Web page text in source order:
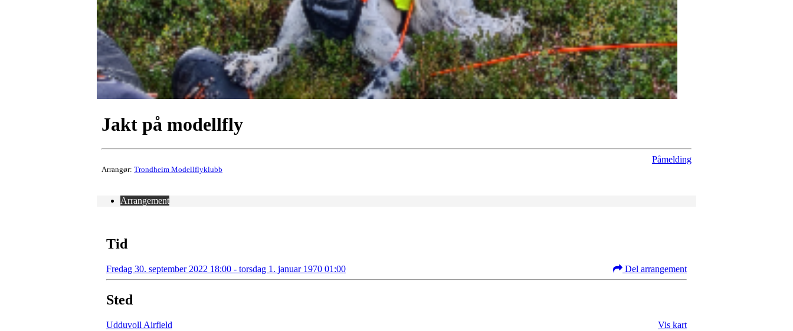
Jakt på modellfly
Arrangør: Trondheim Modellflyklubb
Påmelding
Arrangement
Tid
Fredag 30. september 2022 18:00 - torsdag 1. januar 1970 01:00 Del arrangement
Sted
Udduvoll Airfield Vis kart